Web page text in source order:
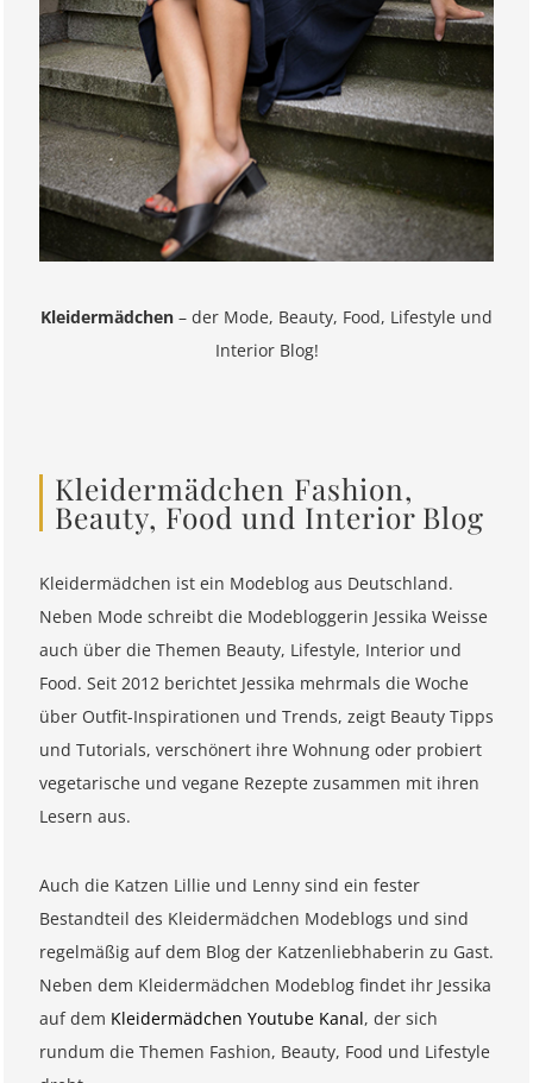
Kleidermädchen – der Mode, Beauty, Food, Lifestyle und
Interior Blog!
Kleidermädchen Fashion,
Beauty, Food und Interior Blog
Kleidermädchen ist ein Modeblog aus Deutschland.
Neben Mode schreibt die Modebloggerin Jessika Weisse
auch über die Themen Beauty, Lifestyle, Interior und
Food. Seit 2012 berichtet Jessika mehrmals die Woche
über Outfit-Inspirationen und Trends, zeigt Beauty Tipps
und Tutorials, verschönert ihre Wohnung oder probiert
vegetarische und vegane Rezepte zusammen mit ihren
Lesern aus.
Auch die Katzen Lillie und Lenny sind ein fester
Bestandteil des Kleidermädchen Modeblogs und sind
regelmäßig auf dem Blog der Katzenliebhaberin zu Gast.
Neben dem Kleidermädchen Modeblog findet ihr Jessika
auf dem Kleidermädchen Youtube Kanal, der sich
rundum die Themen Fashion, Beauty, Food und Lifestyle